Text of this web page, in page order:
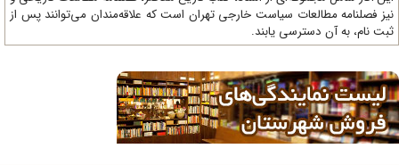
فصلنامه مطالعات سیاست خارجی تهران است که علاقه‌مندان می‌توانند پس از
نام، به آن دسترسی یابند.